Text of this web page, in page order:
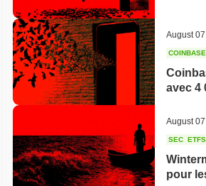
August
COINBASE
avec 4
August
SEC ETFS
pour